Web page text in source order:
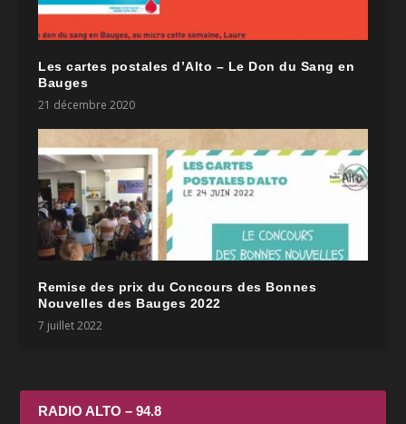
Les cartes postales d’Alto – Le Don du Sang en
Bauges
21 décembre 2020
Remise des prix du Concours des Bonnes
Nouvelles des Bauges 2022
7 juillet 2022
RADIO ALTO – 94.8